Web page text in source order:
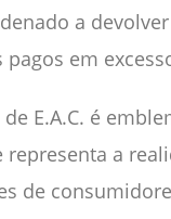
a
pagos em
de E.A.C. é
representa a
de